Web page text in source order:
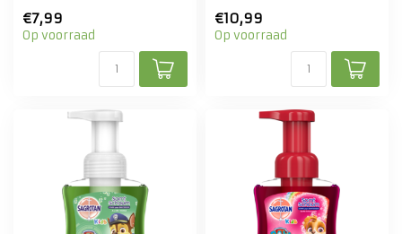
€7,99
Op voorraad
€10,99
Op voorraad